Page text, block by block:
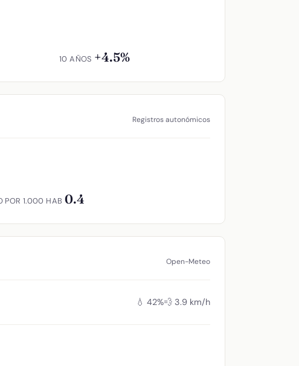
10 AÑOS +4.5%
Registros autonómicos
POR 1.000 HAB 0.4
Open-Meteo
💧 42%💨 3.9 km/h